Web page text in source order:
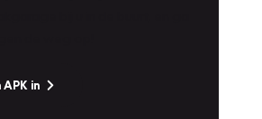
APK in